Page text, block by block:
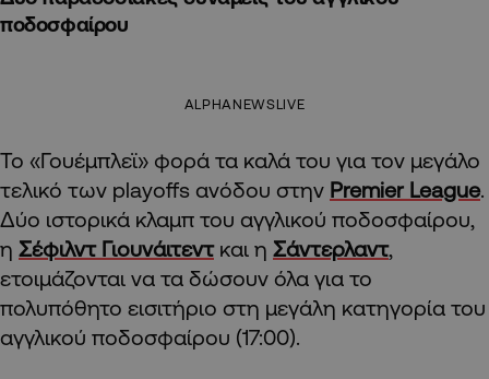
ποδοσφαίρου
ALPHANEWSLIVE
Το «Γουέμπλεϊ» φορά τα καλά του για τον μεγάλο
τελικό των playoffs ανόδου στην Premier League.
Δύο ιστορικά κλαμπ του αγγλικού ποδοσφαίρου,
η Σέφιλντ Γιουνάιτεντκαι η Σάντερλαντ,
ετοιμάζονται να τα δώσουν όλα για το
πολυπόθητο εισιτήριο στη μεγάλη κατηγορία του
αγγλικού ποδοσφαίρου (17:00).